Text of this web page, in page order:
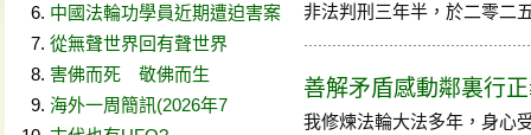
中國法輪功學員近期遭迫害案
從無聲世界回有聲世界
害佛而死 敬佛而生
海外一周簡訊(2026年7
非法判刑三年半，於二零二
善解矛盾感動鄰裏行
我修煉法輪大法多年，身心